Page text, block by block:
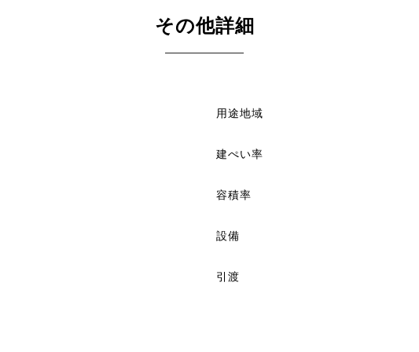
その他詳細
用途地域
建ぺい率
容積率
設備
引渡